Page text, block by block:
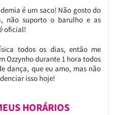
é um saco! Não gosto do
não suporto o barulho e as
oficial!
todos os dias, então me
Ozzynho durante 1 hora todos
dança, que eu amo, mas não
isso hoje!
HORÁRIOS